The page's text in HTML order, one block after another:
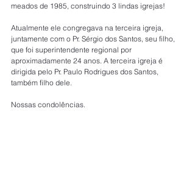
meados de 1985, construindo 3 lindas igrejas!
Atualmente ele congregava na terceira igreja,
juntamente com o Pr. Sérgio dos Santos, seu filho,
que foi superintendente regional por
aproximadamente 24 anos. A terceira igreja é
dirigida pelo Pr. Paulo Rodrigues dos Santos,
também filho dele.
Nossas condolências.